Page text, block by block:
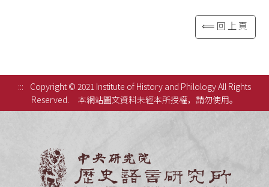
⟸回上頁
:::
Copyright © 2021 Institute of History and Philology All Rights
Reserved.
本網站圖文資料未經本所授權，請勿使用。